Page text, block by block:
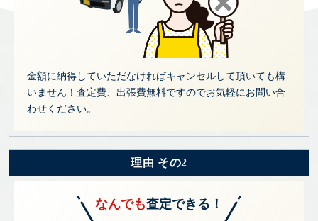
金額に納得していただなければキャンセルして頂いても構
いません！査定費、出張費無料ですのでお気軽にお問い合
わせください。
理由 その2
なんでも査定できる！